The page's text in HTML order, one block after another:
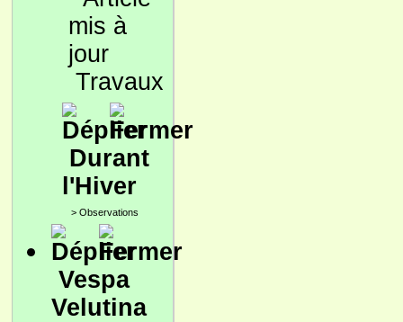
Travaux
Durant
l'Hiver
> Observations
Vespa
Velutina